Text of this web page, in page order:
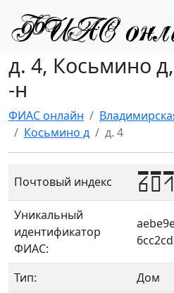
д. 4, Косьмино
-н
ФИАС онлайн
Косьмино д
д. 4
Почтовый индекс
Уникальный
идентификатор
ФИАС:
Тип:
Дом